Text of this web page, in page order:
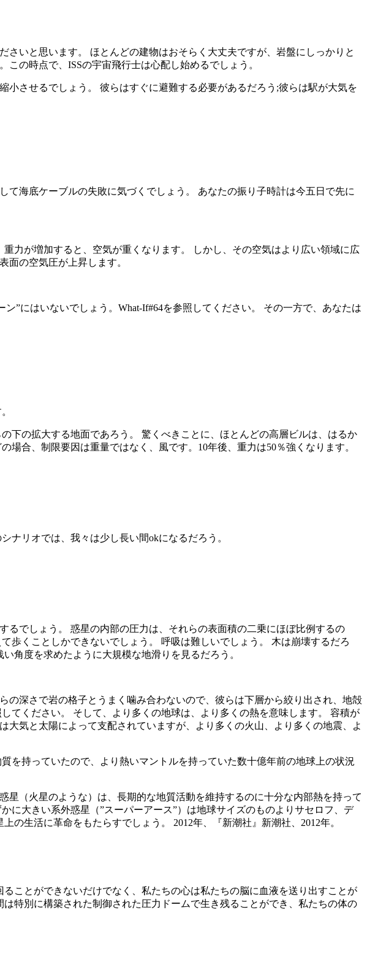
いと思います。 ほとんどの建物はおそらく大丈夫ですが、岩盤にしっかりと
の時点で、ISSの宇宙飛行士は心配し始めるでしょう。
させるでしょう。 彼らはすぐに避難する必要があるだろう;彼らは駅が大気を
海底ケーブルの失敗に気づくでしょう。 あなたの振り子時計は今五日で先に
力が増加すると、空気が重くなります。 しかし、その空気はより広い領域に広
面の空気圧が上昇します。
”にはいないでしょう。What-If#64を参照してください。 その一方で、あなたは
下の拡大する地面であろう。 驚くべきことに、ほとんどの高層ビルは、はるか
合、制限要因は重量ではなく、風です。10年後、重力は50％強くなります。
ナリオでは、我々は少し長い間okになるだろう。
でしょう。 惑星の内部の圧力は、それらの表面積の二乗にほぼ比例するの
歩くことしかできないでしょう。 呼吸は難しいでしょう。 木は崩壊するだろ
角度を求めたように大規模な地滑りを見るだろう。
深さで岩の格子とうまく噛み合わないので、彼らは下層から絞り出され、地殻
てください。 そして、より多くの地球は、より多くの熱を意味します。 容積が
気と太陽によって支配されていますが、より多くの火山、より多くの地震、よ
を持っていたので、より熱いマントルを持っていた数十億年前の地球上の状況
（火星のような）は、長期的な地質活動を維持するのに十分な内部熱を持って
に大きい系外惑星（”スーパーアース”）は地球サイズのものよりサセロフ、デ
生活に革命をもたらすでしょう。 2012年、『新潮社』新潮社、2012年。
ことができないだけでなく、私たちの心は私たちの脳に血液を送り出すことが
特別に構築された制御された圧力ドームで生き残ることができ、私たちの体の